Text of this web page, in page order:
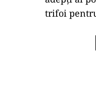
trifoi